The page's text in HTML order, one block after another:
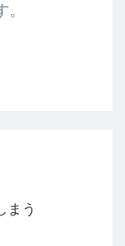
まう